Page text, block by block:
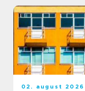
02. august 2026